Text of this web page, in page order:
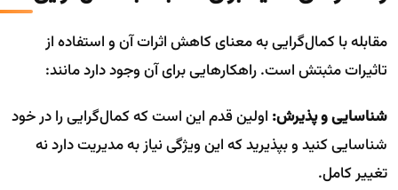
مقابله با کمال‌گرایی به معنای کاهش اثرات آن و استفاده از
تاثیرات مثبتش است. راهکارهایی برای آن وجود دارد مانند:
شناسایی و پذیرش: اولین قدم این است که کمال‌گرایی را در خود
شناسایی کنید و بپذیرید که این ویژگی نیاز به مدیریت دارد نه
تغییر کامل.